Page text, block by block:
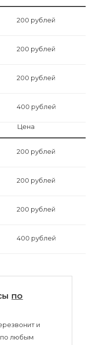
200 рублей
200 рублей
200 рублей
400 рублей
Цена
200 рублей
200 рублей
200 рублей
400 рублей
по
и
по любым